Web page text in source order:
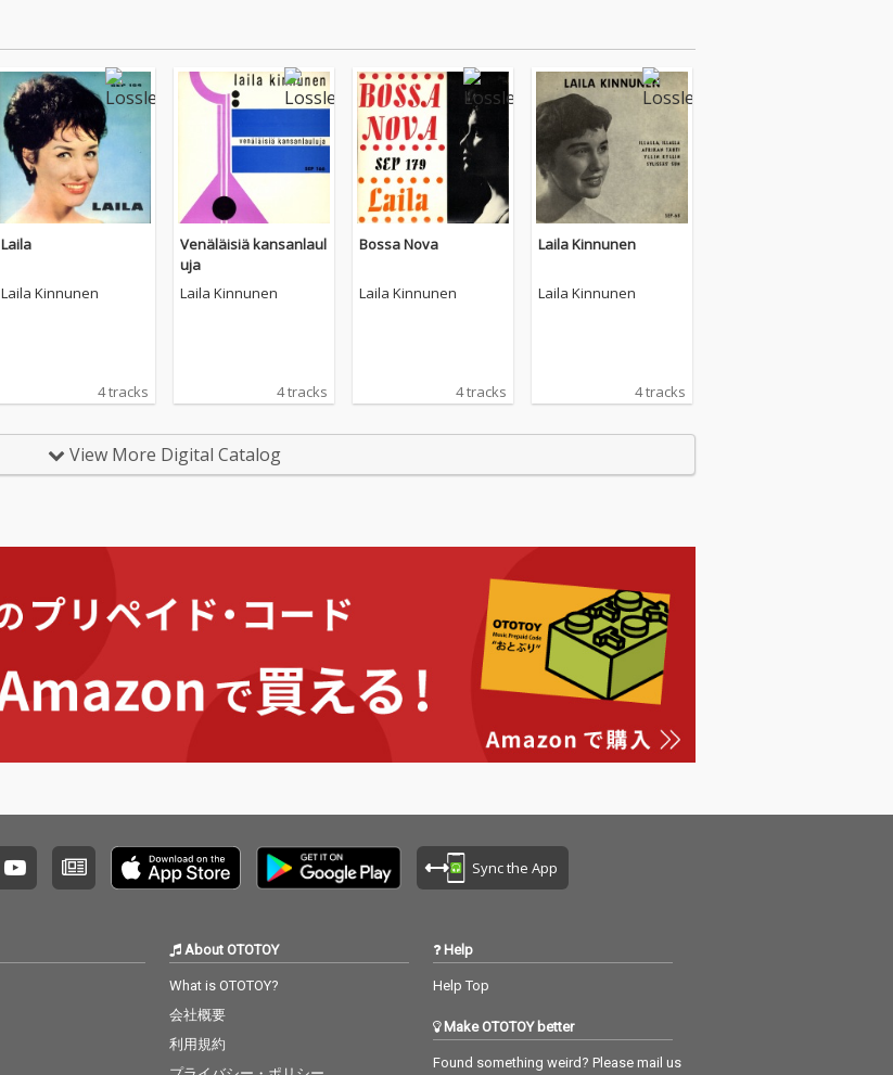
Laila
Laila Kinnunen
4 tracks
Venäläisiä kansanlaul
uja
Laila Kinnunen
4 tracks
Bossa Nova
Laila Kinnunen
4 tracks
Laila Kinnunen
Laila Kinnunen
4 tracks
View More Digital Catalog
Sync the App
About OTOTOY
What is OTOTOY?
会社概要
利用規約
Help
Help Top
Make OTOTOY better
Found something weird? Please mail us